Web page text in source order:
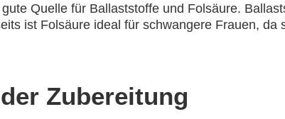
Quelle für Ballaststoffe und Folsäure.
ist Folsäure ideal für schwangere Frauen,
Zubereitung